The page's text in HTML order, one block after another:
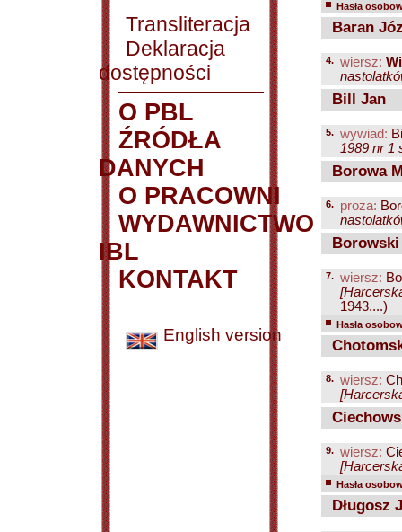
Transliteracja
Deklaracja
dostępności
O PBL
ŹRÓDŁA
DANYCH
O PRACOWNI
WYDAWNICTWO
IBL
KONTAKT
English version
Hasła
Baran
4. wiersz:
Bill Jan
5. wywiad:
1989 nr 1
Borowa
6. proza:
Borowski
7. wiersz:
1943....)
Hasła
8. wiersz:
9. wiersz:
Hasła
Długosz